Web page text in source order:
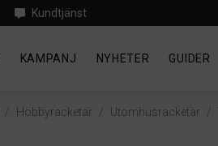
Kundtjänst
KAMPANJ NYHETER GUIDER
/ Hobbyracketar / Utomhusracketar /